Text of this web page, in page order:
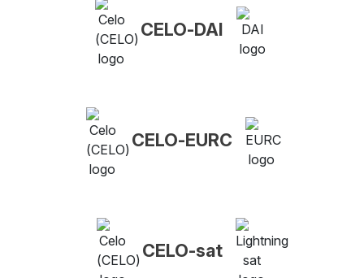
CELO-DAI
CELO-EURC
CELO-sat